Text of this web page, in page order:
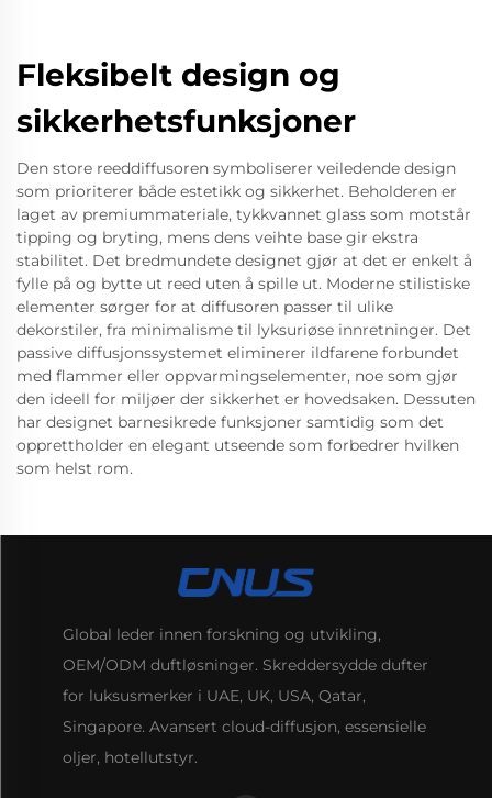
Fleksibelt design og
sikkerhetsfunksjoner
Den store reeddiffusoren symboliserer veiledende design
som prioriterer både estetikk og sikkerhet. Beholderen er
laget av premiummateriale, tykkvannet glass som motstår
tipping og bryting, mens dens veihte base gir ekstra
stabilitet. Det bredmundete designet gjør at det er enkelt å
fylle på og bytte ut reed uten å spille ut. Moderne stilistiske
elementer sørger for at diffusoren passer til ulike
dekorstiler, fra minimalisme til lyksuriøse innretninger. Det
passive diffusjonssystemet eliminerer ildfarene forbundet
med flammer eller oppvarmingselementer, noe som gjør
den ideell for miljøer der sikkerhet er hovedsaken. Dessuten
har designet barnesikrede funksjoner samtidig som det
opprettholder en elegant utseende som forbedrer hvilken
som helst rom.
Global leder innen forskning og utvikling,
OEM/ODM duftløsninger. Skreddersydde dufter
for luksusmerker i UAE, UK, USA, Qatar,
Singapore. Avansert cloud-diffusjon, essensielle
oljer, hotellutstyr.